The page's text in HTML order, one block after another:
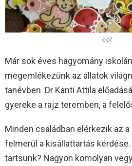
cof
Már sok éves hagyomány
megemlékezünk az állatok
tanévben Dr Kanti Attila
gyereke a rajz teremben, a
Minden családban elérkezik az a
felmerül a kisállattartás
tartsunk? Nagyon komolyan